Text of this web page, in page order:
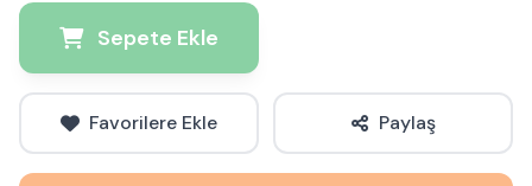
Sepete Ekle
Favorilere Ekle Paylaş